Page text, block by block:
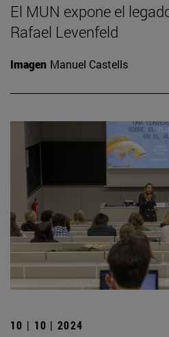
El MUN expone el
Rafael Levenfeld
Imagen Manuel Castells
10 | 10 | 2024